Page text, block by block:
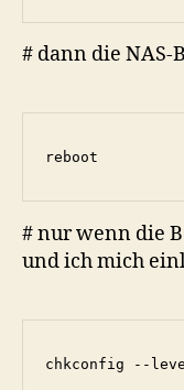
# dann die NAS-
reboot
# nur wenn die
und ich mich
chkconfig --